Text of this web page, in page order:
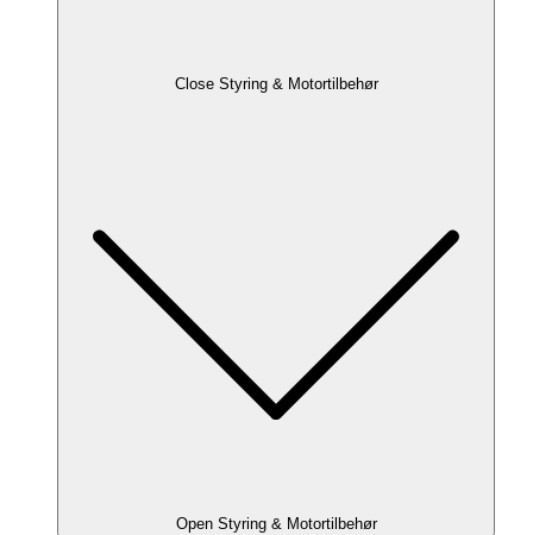
Close Styring & Motortilbehør
Open Styring & Motortilbehør